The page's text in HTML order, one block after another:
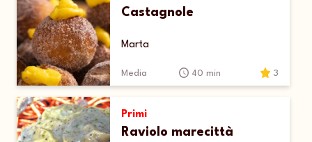
Castagnole
Marta
Media 40 min 3
Primi
Raviolo marecittà